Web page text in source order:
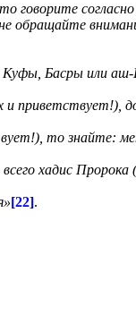
говорите
обращайте
Куфы, Басры или
и приветствует!),
то знайте:
хадис Пророка
[22].